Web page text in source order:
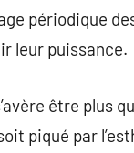
périodique
leur puissance.
être plus
piqué par